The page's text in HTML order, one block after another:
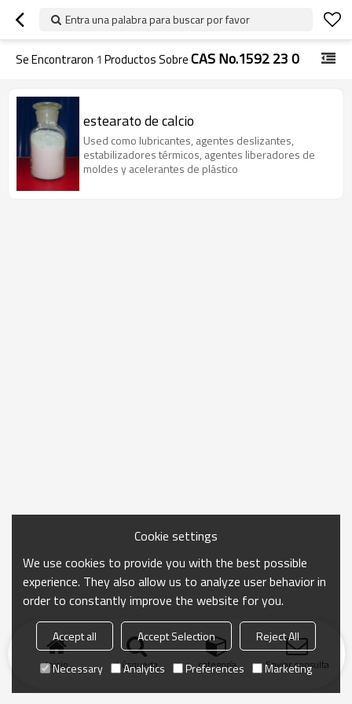
Entra una palabra para buscar por favor
Se Encontraron 1 Productos SobreCAS No.1592 23 0
estearato de calcio
Used como lubricantes, agentes deslizantes,
estabilizadores térmicos, agentes liberadores de
moldes y acelerantes de plástico
Inicio búsqueda categoría Enviar consulta
Cookie settings
We use cookies to provide you with the best possible
experience. They also allow us to analyze user behavior in
order to constantly improve the website for you.
Accept all Accept Selection
Reject All
Necessary
Analytics Preferences Marketing